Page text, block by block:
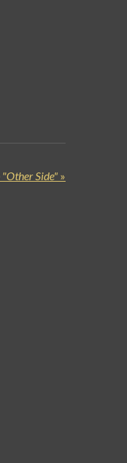
"Other Side" »